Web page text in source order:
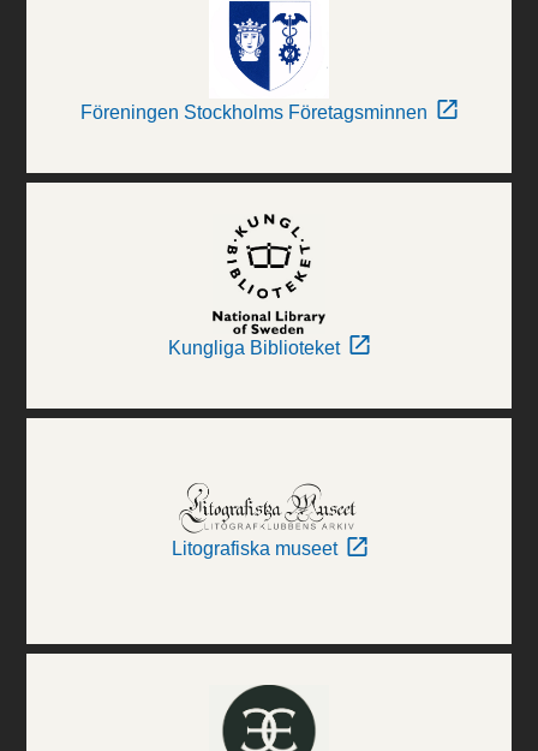
Föreningen Stockholms Företagsminnen
Kungliga Biblioteket
Litografiska museet